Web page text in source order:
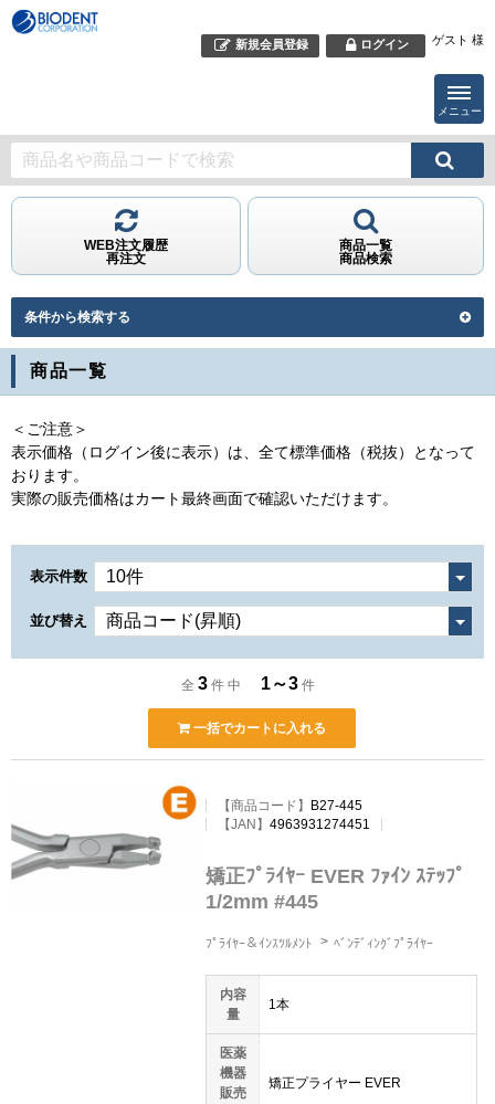
新規会員登録 ログイン ゲスト 様
メニュー
WEB注文履歴
再注文
商品一覧
商品検索
条件から検索する
商品一覧
＜ご注意＞
表示価格（ログイン後に表示）は、全て標準価格（税抜）となって
おります。
実際の販売価格はカート最終画面で確認いただけます。
表示件数
並び替え
全 3 件 中 1～3 件
一括でカートに入れる
【商品コード】
B27-445
【JAN】4963931274451
矯正ﾌﾟﾗｲﾔｰ EVER ﾌｧｲﾝ ｽﾃｯﾌﾟ
1/2mm #445
ﾌﾟﾗｲﾔｰ＆ｲﾝｽﾂﾙﾒﾝﾄ ﾍﾞﾝﾃﾞｨﾝｸﾞﾌﾟﾗｲﾔｰ
内容
量
1本
医薬
機器
販売
矯正プライヤー EVER